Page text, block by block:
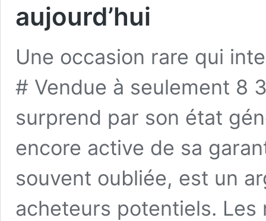
aujourd’hui
Une occasion rare qui
# Vendue à seulement 8
surprend par son état
encore active de sa
souvent oubliée, est un
acheteurs potentiels. Les